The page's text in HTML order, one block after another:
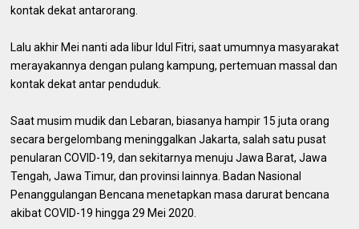
kontak dekat antarorang.
Lalu akhir Mei nanti ada libur Idul Fitri, saat umumnya masyarakat
merayakannya dengan pulang kampung, pertemuan massal dan
kontak dekat antar penduduk.
Saat musim mudik dan Lebaran, biasanya hampir 15 juta orang
secara bergelombang meninggalkan Jakarta, salah satu pusat
penularan COVID-19, dan sekitarnya menuju Jawa Barat, Jawa
Tengah, Jawa Timur, dan provinsi lainnya. Badan Nasional
Penanggulangan Bencana menetapkan masa darurat bencana
akibat COVID-19 hingga 29 Mei 2020.